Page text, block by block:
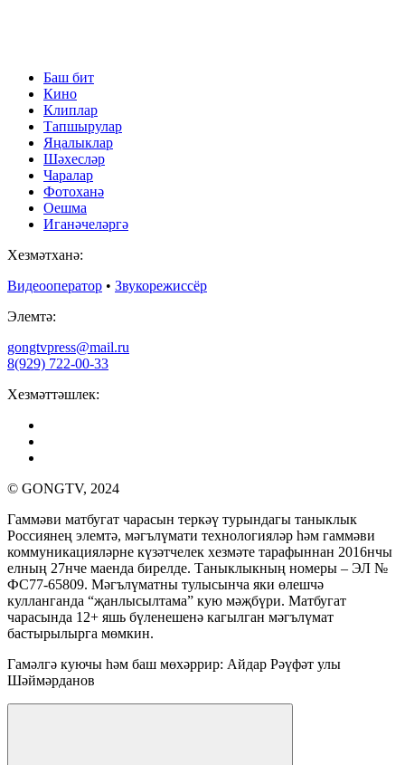
Баш бит
Кино
Клиплар
Тапшырулар
Яңалыклар
Шәхесләр
Чаралар
Фотоханә
Оешма
Иганәчеләргә
Хезмәтханә:
Видеооператор • Звукорежиссёр
Элемтә:
gongtvpress@mail.ru
8(929) 722-00-33
Хезмәттәшлек:
© GONGTV, 2024
Гаммәви матбугат чарасын теркәү турындагы таныклык
Россиянең элемтә, мәгълүмати технологияләр һәм гаммәви
коммуникацияләрне күзәтчелек хезмәте тарафыннан 2016нчы
елның 27нче маенда бирелде. Таныклыкның номеры – ЭЛ №
ФС77-65809. Мәгълүматны тулысынча яки өлешчә
кулланганда “җанлысылтама” кую мәҗбүри. Матбугат
чарасында 12+ яшь бүленешенә кагылган мәгълүмат
бастырылырга мөмкин.
Гамәлгә куючы һәм баш мөхәррир: Айдар Рәүфәт улы
Шәймәрданов